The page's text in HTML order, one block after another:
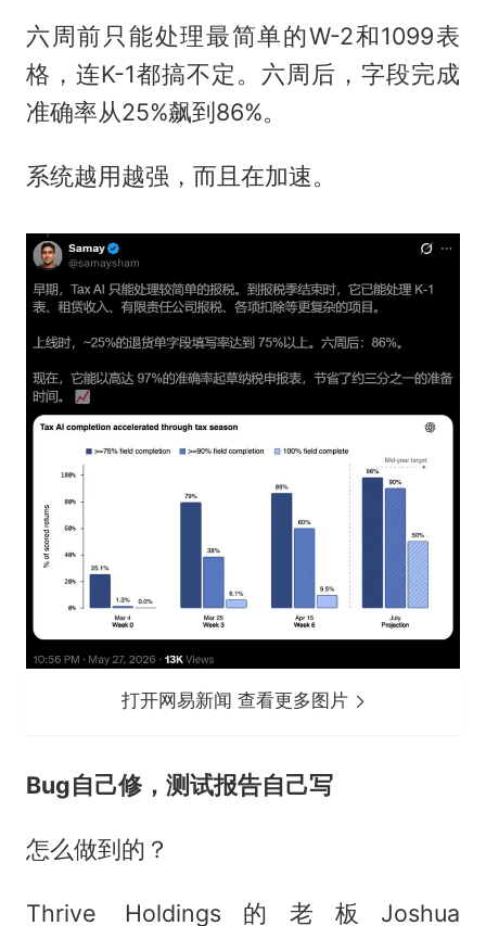
六周前只能处理最简单的W-2和1099表
格，连K-1都搞不定。六周后，字段完成
准确率从25%飙到86%。
系统越用越强，而且在加速。
打开网易新闻 查看更多图片
Bug自己修，测试报告自己写
怎么做到的？
Thrive Holdings的老板Joshua